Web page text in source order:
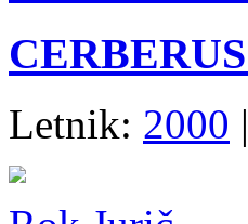
Letnik: 2000